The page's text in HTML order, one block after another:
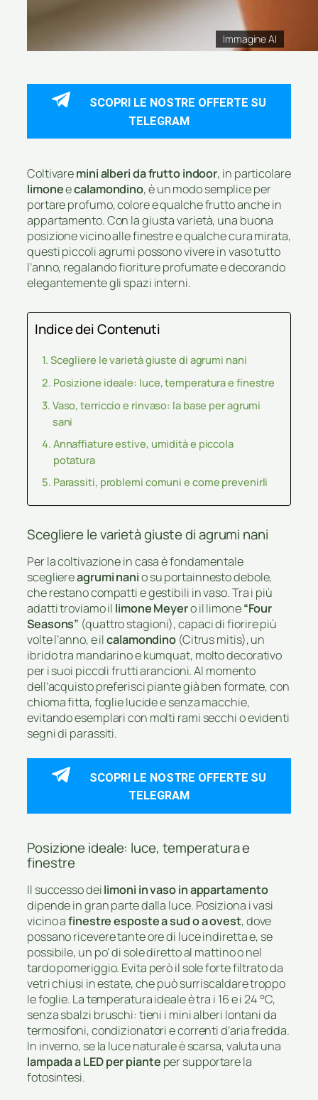
Immagine AI
SCOPRI LE NOSTRE OFFERTE SU
TELEGRAM
Coltivaremini alberi da frutto indoor, in particolare
limoneecalamondino, è un modo semplice per
portare profumo, colore e qualche frutto anche in
appartamento. Con la giusta varietà, una buona
posizione vicino alle finestre e qualche cura mirata,
questi piccoli agrumi possono vivere in vaso tutto
l’anno, regalando fioriture profumate e decorando
elegantemente gli spazi interni.
Indice dei Contenuti
Scegliere le varietà giuste di agrumi nani
Posizione ideale: luce, temperatura e finestre
Vaso, terriccio e rinvaso: la base per agrumi
sani
Annaffiature estive, umidità e piccola
potatura
Parassiti, problemi comuni e come prevenirli
Scegliere le varietà giuste di agrumi nani
Per la coltivazione in casa è fondamentale
scegliereagrumi nanio su portainnesto debole,
che restano compatti e gestibili in vaso. Tra i più
adatti troviamo il limone Meyero il limone“Four
Seasons” (quattro stagioni), capaci di fiorire più
volte l’anno, e ilcalamondino (Citrus mitis), un
ibrido tra mandarino e kumquat, molto decorativo
per i suoi piccoli frutti arancioni. Al momento
dell’acquisto preferisci piante già ben formate, con
chioma fitta, foglie lucide e senza macchie,
evitando esemplari con molti rami secchi o evidenti
segni di parassiti.
SCOPRI LE NOSTRE OFFERTE SU
TELEGRAM
Posizione ideale: luce, temperatura e
finestre
Il successo deilimoni in vaso in appartamento
dipende in gran parte dalla luce. Posiziona i vasi
vicino afinestre esposte a sud o a ovest, dove
possano ricevere tante ore di luce indiretta e, se
possibile, un po’ di sole diretto al mattino o nel
tardo pomeriggio. Evita però il sole forte filtrato da
vetri chiusi in estate, che può surriscaldare troppo
le foglie. La temperatura ideale è tra i 16 e i 24 °C,
senza sbalzi bruschi: tieni i mini alberi lontani da
termosifoni, condizionatori e correnti d’aria fredda.
In inverno, se la luce naturale è scarsa, valuta una
lampada a LED per piante per supportare la
fotosintesi.